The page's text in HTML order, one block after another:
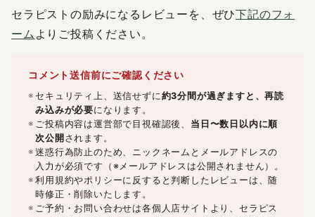
セラピストの励みになるレビューを、ぜひ下記のフォ
ーム よりご投稿ください。
コメント送信前にご確認ください
セキュリティ上、送信せずに約3分間が過ぎますと、再読
み込みが必要になります。
ご投稿内容は運営部で目視確認後、 当日〜数日以内に順
次公開 されます。
迷惑行為防止のため、ニックネームとメールアドレスの
入力が必須です（※メールアドレスは公開されません）。
利用規約やポリシーに反すると判断したレビューは、随
時修正・削除いたします。
ご予約・お問い合わせは各個人店サイトより、セラピス